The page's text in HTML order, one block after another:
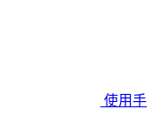
使用手